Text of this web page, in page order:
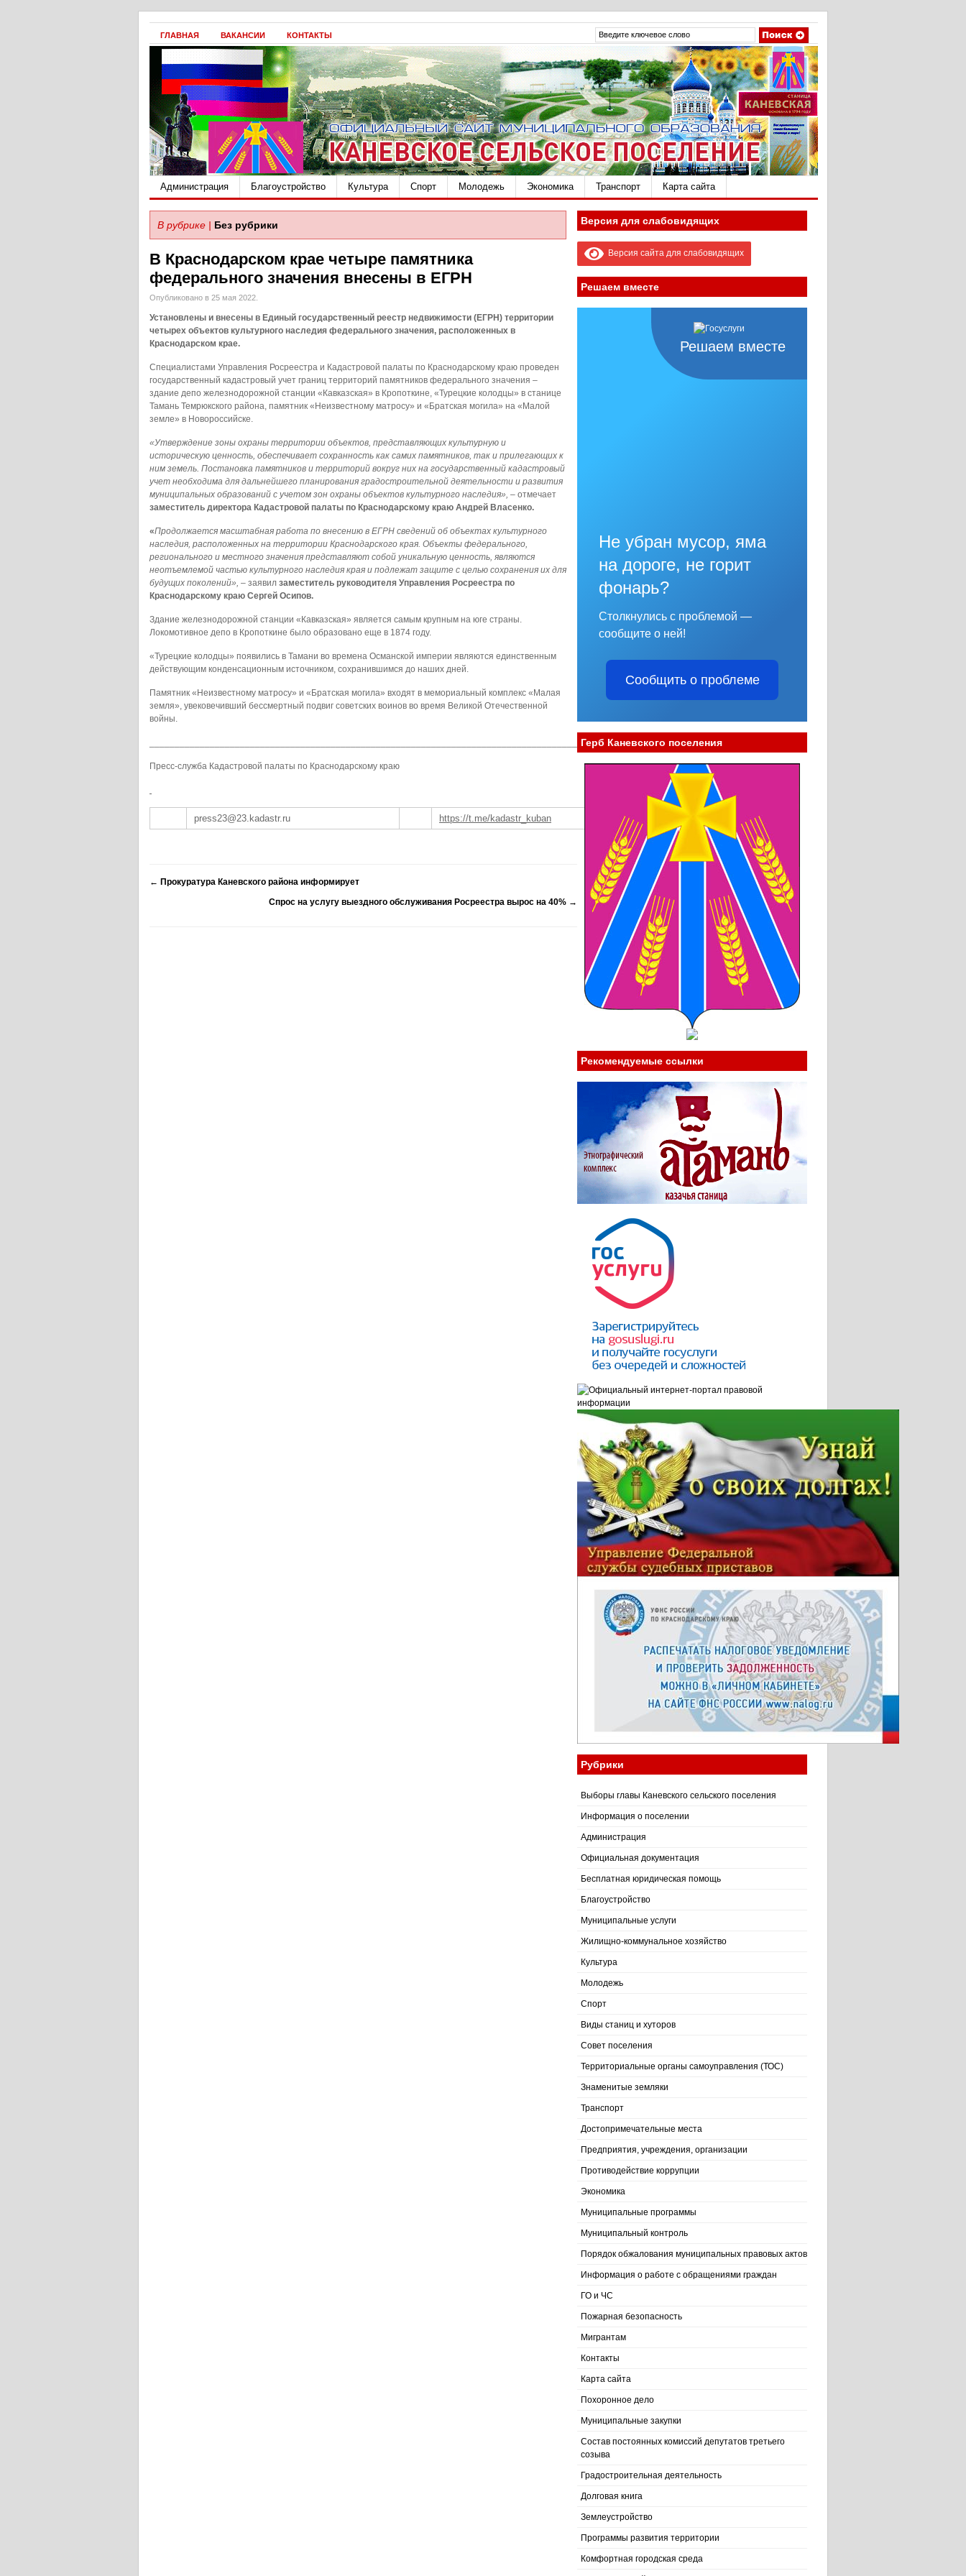
ГЛАВНАЯ ВАКАНСИИ КОНТАКТЫ
Администрация Благоустройство Культура Спорт Молодежь Экономика Транспорт Карта сайта
В рубрике | Без рубрики
В Краснодарском крае четыре памятника
федерального значения внесены в ЕГРН
Опубликовано в 25 мая 2022.
Установлены и внесены в Единый государственный реестр недвижимости (ЕГРН) территории
четырех объектов культурного наследия федерального значения, расположенных в
Краснодарском крае.
Специалистами Управления Росреестра и Кадастровой палаты по Краснодарскому краю проведен
государственный кадастровый учет границ территорий памятников федерального значения –
здание депо железнодорожной станции «Кавказская» в Кропоткине, «Турецкие колодцы» в станице
Тамань Темрюкского района, памятник «Неизвестному матросу» и «Братская могила» на «Малой
земле» в Новороссийске.
«Утверждение зоны охраны территории объектов, представляющих культурную и
историческую ценность, обеспечивает сохранность как самих памятников, так и прилегающих к
ним земель. Постановка памятников и территорий вокруг них на государственный кадастровый
учет необходима для дальнейшего планирования градостроительной деятельности и развития
муниципальных образований с учетом зон охраны объектов культурного наследия», – отмечает
заместитель директора Кадастровой палаты по Краснодарскому краю Андрей Власенко.
«Продолжается масштабная работа по внесению в ЕГРН сведений об объектах культурного
наследия, расположенных на территории Краснодарского края. Объекты федерального,
регионального и местного значения представляют собой уникальную ценность, являются
неотъемлемой частью культурного наследия края и подлежат защите с целью сохранения их для
будущих поколений», – заявил заместитель руководителя Управления Росреестра по
Краснодарскому краю Сергей Осипов.
Здание железнодорожной станции «Кавказская» является самым крупным на юге страны.
Локомотивное депо в Кропоткине было образовано еще в 1874 году.
«Турецкие колодцы» появились в Тамани во времена Османской империи являются единственным
действующим конденсационным источником, сохранившимся до наших дней.
Памятник «Неизвестному матросу» и «Братская могила» входят в мемориальный комплекс «Малая
земля», увековечивший бессмертный подвиг советских воинов во время Великой Отечественной
войны.
______________________________________________________________________________________________________
Пресс-служба Кадастровой палаты по Краснодарскому краю
press23@23.kadastr.ru https://t.me/kadastr_kuban
← Прокуратура Каневского района информирует
Спрос на услугу выездного обслуживания Росреестра вырос на 40% →
Версия для слабовидящих
Версия сайта для слабовидящих
Решаем вместе
Решаем вместе
Не убран мусор, яма
на дороге, не горит
фонарь?
Столкнулись с проблемой —
сообщите о ней!
Сообщить о проблеме
Герб Каневского поселения
Рекомендуемые ссылки
Рубрики
Выборы главы Каневского сельского поселения
Информация о поселении
Администрация
Официальная документация
Бесплатная юридическая помощь
Благоустройство
Муниципальные услуги
Жилищно-коммунальное хозяйство
Культура
Молодежь
Спорт
Виды станиц и хуторов
Совет поселения
Территориальные органы самоуправления (ТОС)
Знаменитые земляки
Транспорт
Достопримечательные места
Предприятия, учреждения, организации
Противодействие коррупции
Экономика
Муниципальные программы
Муниципальный контроль
Порядок обжалования муниципальных правовых актов
Информация о работе с обращениями граждан
ГО и ЧС
Пожарная безопасность
Мигрантам
Контакты
Карта сайта
Похоронное дело
Муниципальные закупки
Состав постоянных комиссий депутатов третьего
созыва
Градостроительная деятельность
Долговая книга
Землеустройство
Программы развития территории
Комфортная городская среда